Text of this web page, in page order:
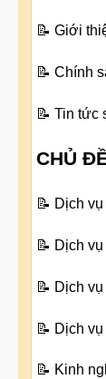
📝 Giới
📝 Chính
📝 Tin tức
CHỦ
📝 Dịch
📝 Dịch
📝 Dịch
📝 Dịch
📝 Kinh